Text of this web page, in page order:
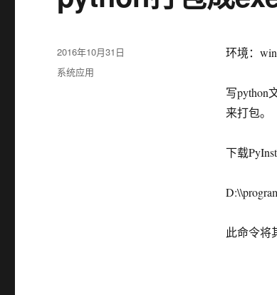
环境：
写python
来打包。
下载
此命令将
发
布
于
2016年10月31日
分
系统应用